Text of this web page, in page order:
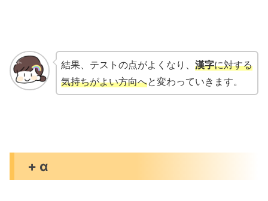
結果、テストの点がよくなり、 漢字に対する
気持ちがよい方向へと変わっていきます。
+ α